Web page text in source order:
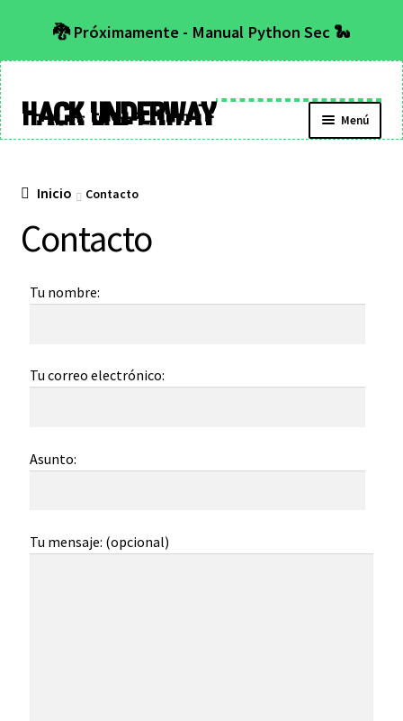
🐉 Próximamente - Manual Python Sec 🐍
Hack Underway Menú
Inicio Contacto
Contacto
Tu nombre:
Tu correo electrónico:
Asunto:
Tu mensaje: (opcional)